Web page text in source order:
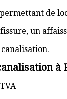
de
un
à